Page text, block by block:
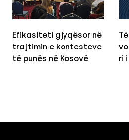
Efikasiteti gjyqësor në
trajtimin e kontesteve
të punës në Kosovë
ri